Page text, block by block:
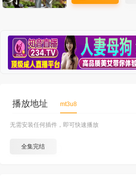
播放地址 mt3u8
无需安装任何插件，即可快速播放
全集完结